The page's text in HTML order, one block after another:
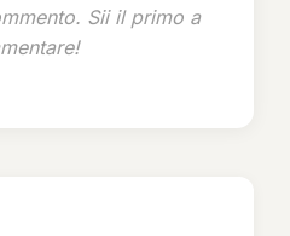
Sii il primo a